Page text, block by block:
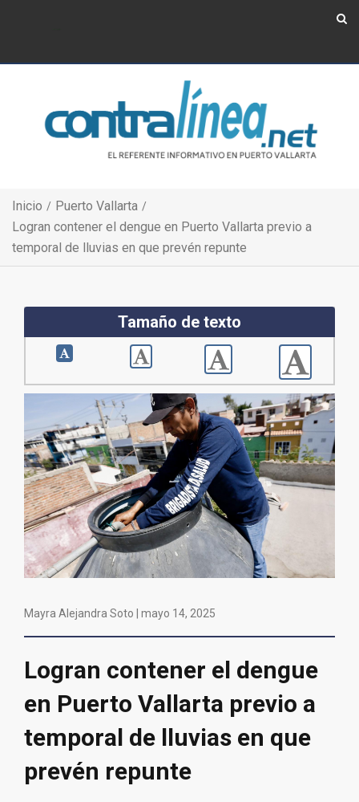
Inicio
Puerto Vallarta
Logran contener el dengue en Puerto Vallarta previo a
temporal de lluvias en que prevén repunte
Tamaño de texto
Mayra Alejandra Soto | mayo 14, 2025
Logran contener el dengue
en Puerto Vallarta previo a
temporal de lluvias en que
prevén repunte